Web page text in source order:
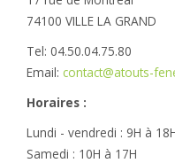
74100 VILLE LA GRAND
Tel: 04.50.04.75.80
Email: contact@atouts-
Horaires :
Lundi - vendredi : 9H à
Samedi : 10H à 17H